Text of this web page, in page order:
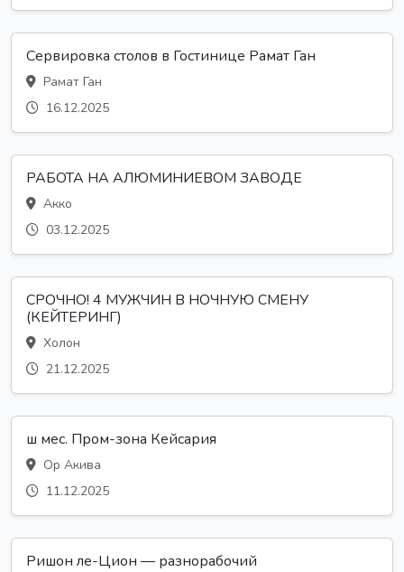
Сервировка столов в Гостинице Рамат Ган
Рамат Ган
16.12.2025
РАБОТА НА АЛЮМИНИЕВОМ ЗАВОДЕ
Акко
03.12.2025
СРОЧНО! 4 МУЖЧИН В НОЧНУЮ СМЕНУ
(КЕЙТЕРИНГ)
Холон
21.12.2025
ш мес. Пром-зона Кейсария
Ор Акива
11.12.2025
Ришон ле-Цион — разнорабочий